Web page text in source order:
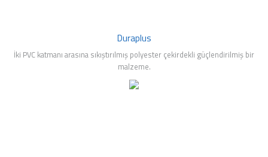
Duraplus
İki PVC katmanı arasına sıkıştırılmış polyester çekirdekli güçlendirilmiş bir
malzeme.